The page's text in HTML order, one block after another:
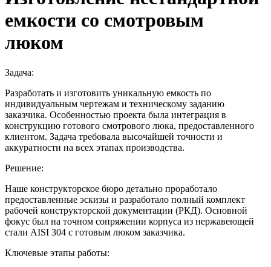
емкости со смотровым
люком
Задача:
Разработать и изготовить уникальную емкость по
индивидуальным чертежам и техническому заданию
заказчика. Особенностью проекта была интеграция в
конструкцию готового смотрового люка, предоставленного
клиентом. Задача требовала высочайшей точности и
аккуратности на всех этапах производства.
Решение:
Наше конструкторское бюро детально проработало
предоставленные эскизы и разработало полный комплект
рабочей конструкторской документации (РКД). Основной
фокус был на точном сопряжении корпуса из нержавеющей
стали AISI 304 с готовым люком заказчика.
Ключевые этапы работы: